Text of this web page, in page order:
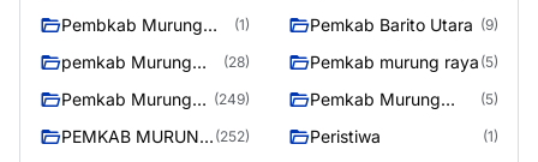
Pembkab Murung
(1) Pemkab Barito Utara (9)
pemkab Murung
(28) Pemkab murung raya (5)
Pemkab Murung
(249)
Pemkab Murung
(5)
PEMKAB MURUNG (252) Peristiwa (1)